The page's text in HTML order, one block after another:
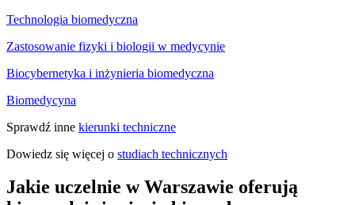
Technologia biomedyczna
Zastosowanie fizyki i biologii w medycynie
Biocybernetyka i inżynieria biomedyczna
Biomedycyna
Sprawdź inne kierunki techniczne
Dowiedz się więcej o studiach technicznych
Jakie uczelnie w Warszawie oferują